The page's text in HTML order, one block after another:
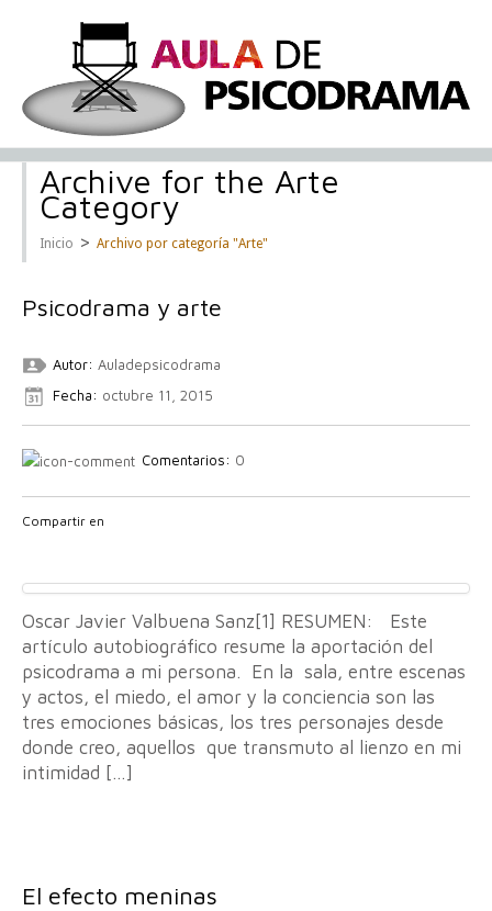
Archive for the Arte
Category
Inicio > Archivo por categoría "Arte"
Psicodrama y arte
Autor: Auladepsicodrama
Fecha: octubre 11, 2015
Comentarios: 0
Compartir en
Oscar Javier Valbuena Sanz[1] RESUMEN: Este
artículo autobiográfico resume la aportación del
psicodrama a mi persona. En la sala, entre escenas
y actos, el miedo, el amor y la conciencia son las
tres emociones básicas, los tres personajes desde
donde creo, aquellos que transmuto al lienzo en mi
intimidad […]
El efecto meninas